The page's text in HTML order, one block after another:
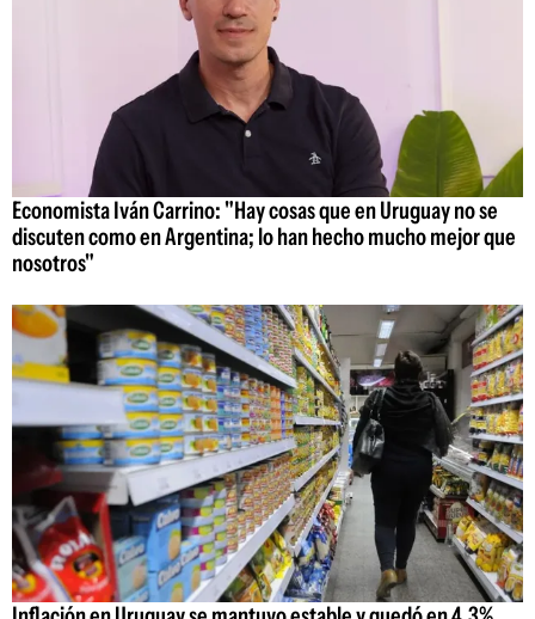
Economista Iván Carrino: "Hay cosas que en Uruguay no se
discuten como en Argentina; lo han hecho mucho mejor que
nosotros"